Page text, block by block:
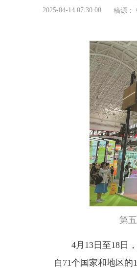
2025-04-14 07:30:00 稿源：
第
4月13日至18日
自71个国家和地区的